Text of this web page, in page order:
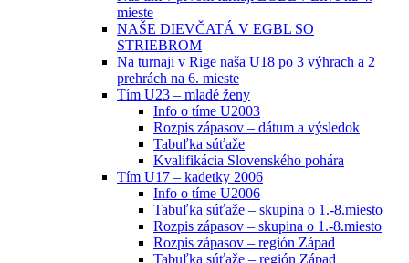
mieste
NAŠE DIEVČATÁ V EGBL SO
STRIEBROM
Na turnaji v Rige naša U18 po 3 výhrach a 2
prehrách na 6. mieste
Tím U23 – mladé ženy
Info o tíme U2003
Rozpis zápasov – dátum a výsledok
Tabuľka súťaže
Kvalifikácia Slovenského pohára
Tím U17 – kadetky 2006
Info o tíme U2006
Tabuľka súťaže – skupina o 1.-8.miesto
Rozpis zápasov – skupina o 1.-8.miesto
Rozpis zápasov – región Západ
Tabuľka súťaže – región Západ